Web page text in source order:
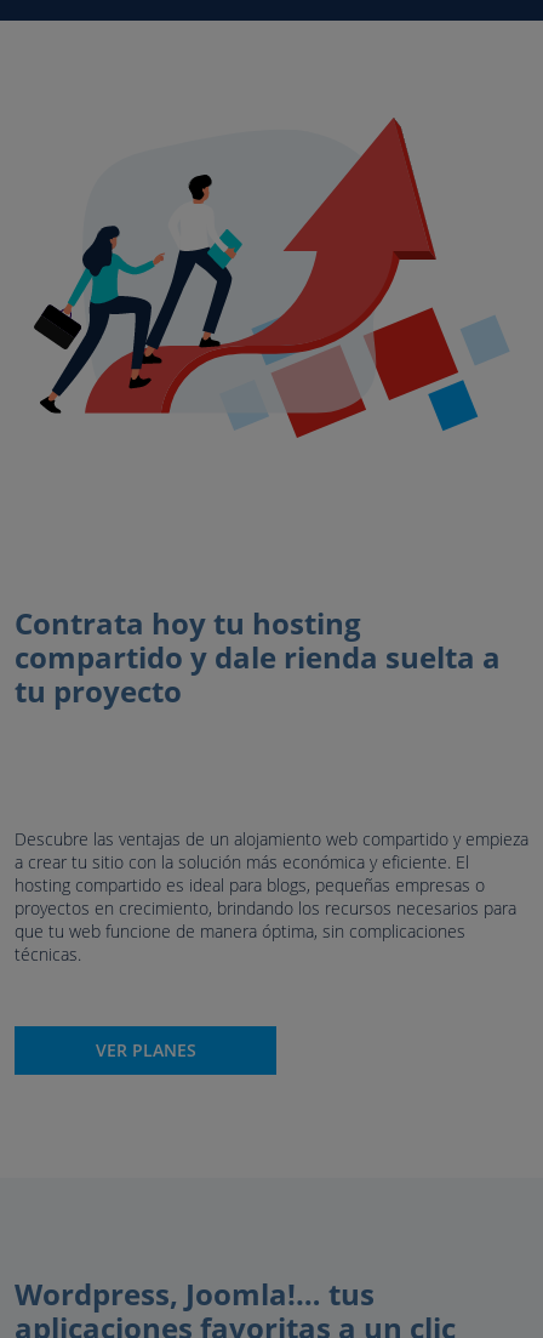
Contrata hoy tu hosting
compartido y dale rienda suelta a
tu proyecto
Descubre las ventajas de un alojamiento web compartido y empieza
a crear tu sitio con la solución más económica y eficiente. El
hosting compartido es ideal para blogs, pequeñas empresas o
proyectos en crecimiento, brindando los recursos necesarios para
que tu web funcione de manera óptima, sin complicaciones
técnicas.
VER PLANES
Wordpress, Joomla!… tus
aplicaciones favoritas a un clic